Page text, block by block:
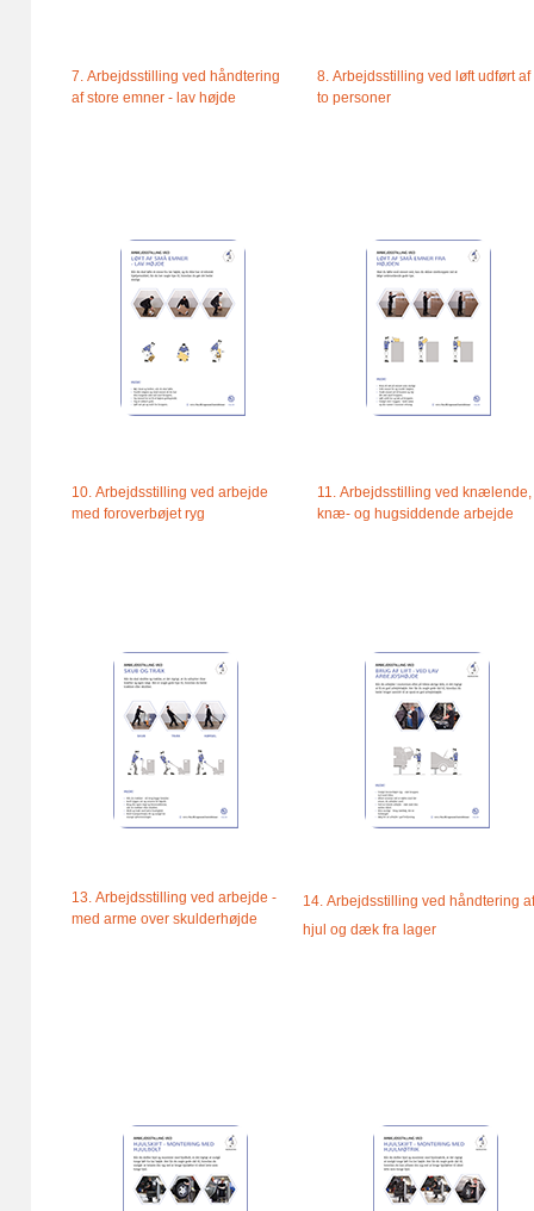
7. Arbejdsstilling ved håndtering
af store emner - lav højde
8. Arbejdsstilling ved løft udført af
to personer
10. Arbejdsstilling ved arbejde
med foroverbøjet ryg
11. Arbejdsstilling ved knælende,
knæ- og hugsiddende arbejde
13. Arbejdsstilling ved arbejde -
med arme over skulderhøjde
14. Arbejdsstilling ved håndtering af
hjul og dæk fra lager